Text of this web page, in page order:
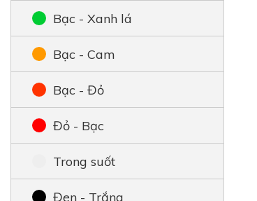
Bạc - Xanh lá
Bạc - Cam
Bạc - Đỏ
Đỏ - Bạc
Trong suốt
Đen - Trắng